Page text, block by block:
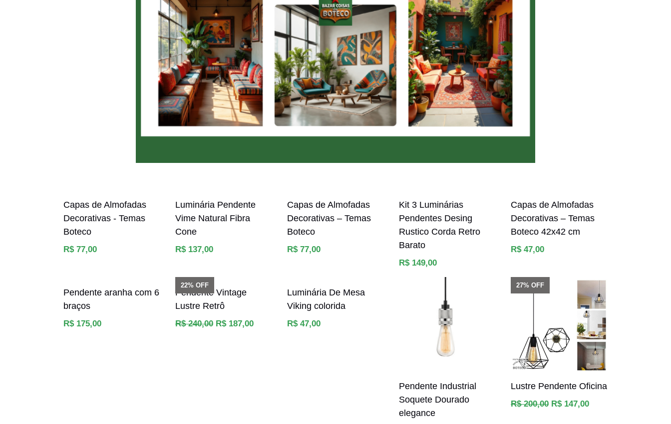
Capas de Almofadas
Decorativas - Temas
Boteco
Preço
R$ 77,00
Luminária Pendente
Vime Natural Fibra
Cone
Preço
R$ 137,00
Capas de Almofadas
Decorativas – Temas
Boteco
Preço
R$ 77,00
Kit 3 Luminárias
Pendentes Desing
Rustico Corda Retro
Barato
Preço
R$ 149,00
Capas de Almofadas
Decorativas – Temas
Boteco 42x42 cm
Preço
R$ 47,00
Pendente aranha com 6
braços
Preço
R$ 175,00
22% OFF
Pendente Vintage
Lustre Retrô
Preço
R$ 240,00 R$ 187,00
Luminária De Mesa
Viking colorida
Preço
R$ 47,00
Pendente Industrial
Soquete Dourado
elegance
27% OFF
Lustre Pendente Oficina
Preço
R$ 200,00 R$ 147,00